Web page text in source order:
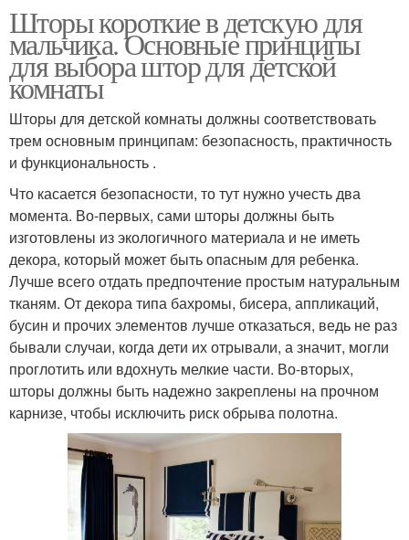
Шторы короткие в детскую для
мальчика. Основные принципы
для выбора штор для детской
комнаты
Шторы для детской комнаты должны соответствовать
трем основным принципам: безопасность, практичность
и функциональность .
Что касается безопасности, то тут нужно учесть два
момента. Во-первых, сами шторы должны быть
изготовлены из экологичного материала и не иметь
декора, который может быть опасным для ребенка.
Лучше всего отдать предпочтение простым натуральным
тканям. От декора типа бахромы, бисера, аппликаций,
бусин и прочих элементов лучше отказаться, ведь не раз
бывали случаи, когда дети их отрывали, а значит, могли
проглотить или вдохнуть мелкие части. Во-вторых,
шторы должны быть надежно закреплены на прочном
карнизе, чтобы исключить риск обрыва полотна.